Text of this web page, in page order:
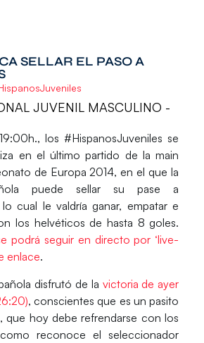
SELLAR EL PASO A
JUVENIL MASCULINO -
los #HispanosJuveniles se
en el último partido de la main
de Europa 2014, en el que la
puede sellar su pase a
lo cual le valdría ganar, empatar e
los helvéticos de hasta 8 goles.
podrá seguir en directo por ‘live-
enlace.
disfrutó de la victoria de ayer
, conscientes que es un pasito
que hoy debe refrendarse con los
reconoce el seleccionador